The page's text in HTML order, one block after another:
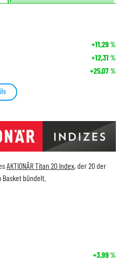
+11,29%
+12,31 %
+25,07%
AKTIONÄR Titan 20 Index, der 20 der
bündelt.
+3,99%